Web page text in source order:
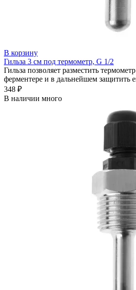
В корзину
Гильза 3 см под термометр, G 1/2
Гильза позволяет разместить
ферментере и в дальнейшем защитить
348 ₽
В наличии много